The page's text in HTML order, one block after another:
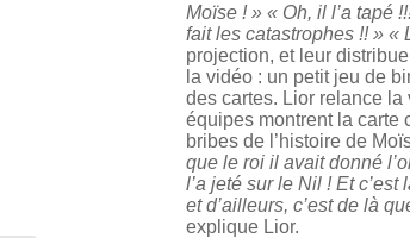
Moïse ! » « Oh, il l’a tapé
fait les catastrophes !! » «
projection, et leur
la vidéo : un petit jeu de
des cartes. Lior relance
équipes montrent la carte
bribes de l’histoire de
que le roi il avait donné
l’a jeté sur le Nil ! Et
et d’ailleurs, c’est de là
explique Lior.